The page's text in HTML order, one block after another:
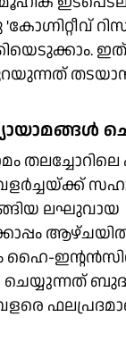
ലഘുവായ
ചെയ്യുന്നത്
വളരെ